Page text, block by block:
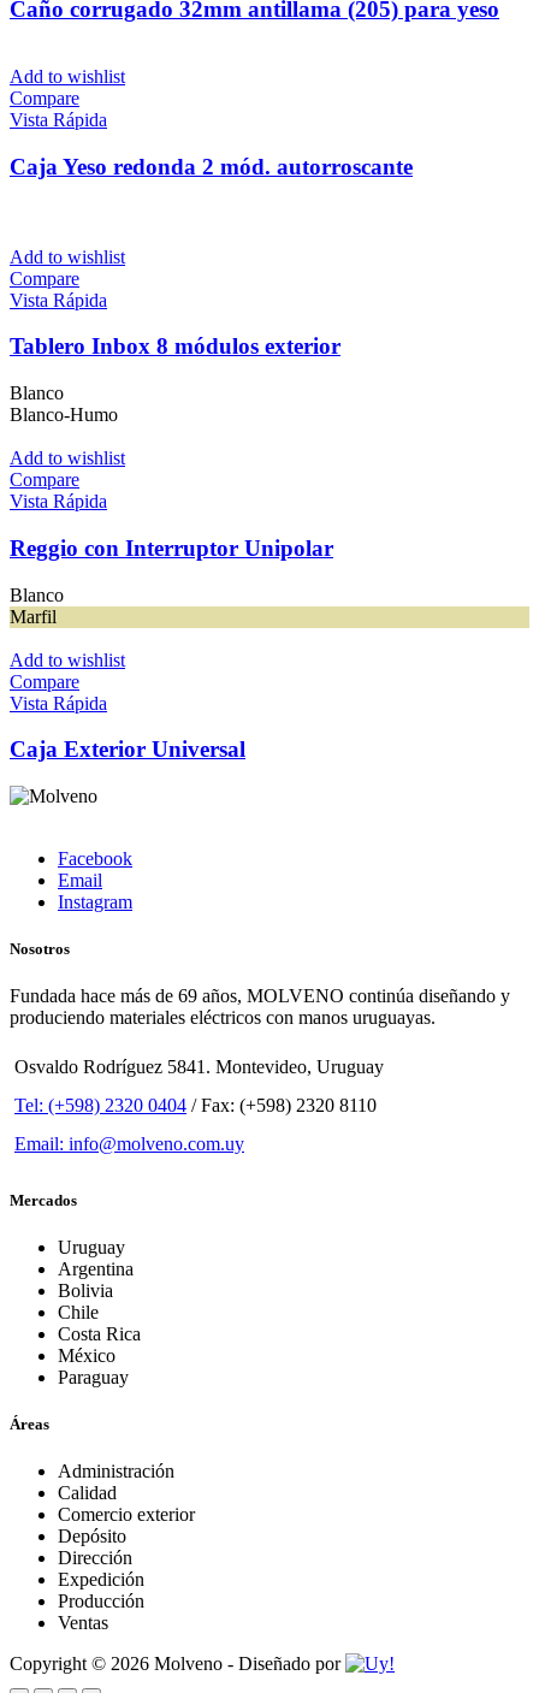
Caño corrugado 32mm antillama (205) para yeso
Add to wishlist
Compare
Vista Rápida
Caja Yeso redonda 2 mód. autorroscante
Add to wishlist
Compare
Vista Rápida
Tablero Inbox 8 módulos exterior
Blanco
Blanco-Humo
Add to wishlist
Compare
Vista Rápida
Reggio con Interruptor Unipolar
Blanco
Marfil
Add to wishlist
Compare
Vista Rápida
Caja Exterior Universal
Facebook
Email
Instagram
Nosotros
Fundada hace más de 69 años, MOLVENO continúa diseñando y
produciendo materiales eléctricos con manos uruguayas.
Osvaldo Rodríguez 5841. Montevideo, Uruguay
Tel: (+598) 2320 0404 / Fax: (+598) 2320 8110
Email: info@molveno.com.uy
Mercados
Uruguay
Argentina
Bolivia
Chile
Costa Rica
México
Paraguay
Áreas
Administración
Calidad
Comercio exterior
Depósito
Dirección
Expedición
Producción
Ventas
Copyright © 2026 Molveno - Diseñado por